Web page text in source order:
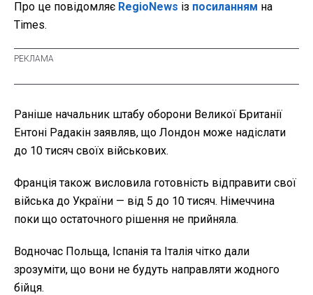
Про це повідомляє RegioNews із посиланням на
Times.
Раніше начальник штабу оборони Великої Британії
Ентоні Радакін заявляв, що Лондон може надіслати
до 10 тисяч своїх військових.
Франція також висловила готовність відправити свої
війська до України — від 5 до 10 тисяч. Німеччина
поки що остаточного рішення не прийняла.
Водночас Польща, Іспанія та Італія чітко дали
зрозуміти, що вони не будуть направляти жодного
бійця.